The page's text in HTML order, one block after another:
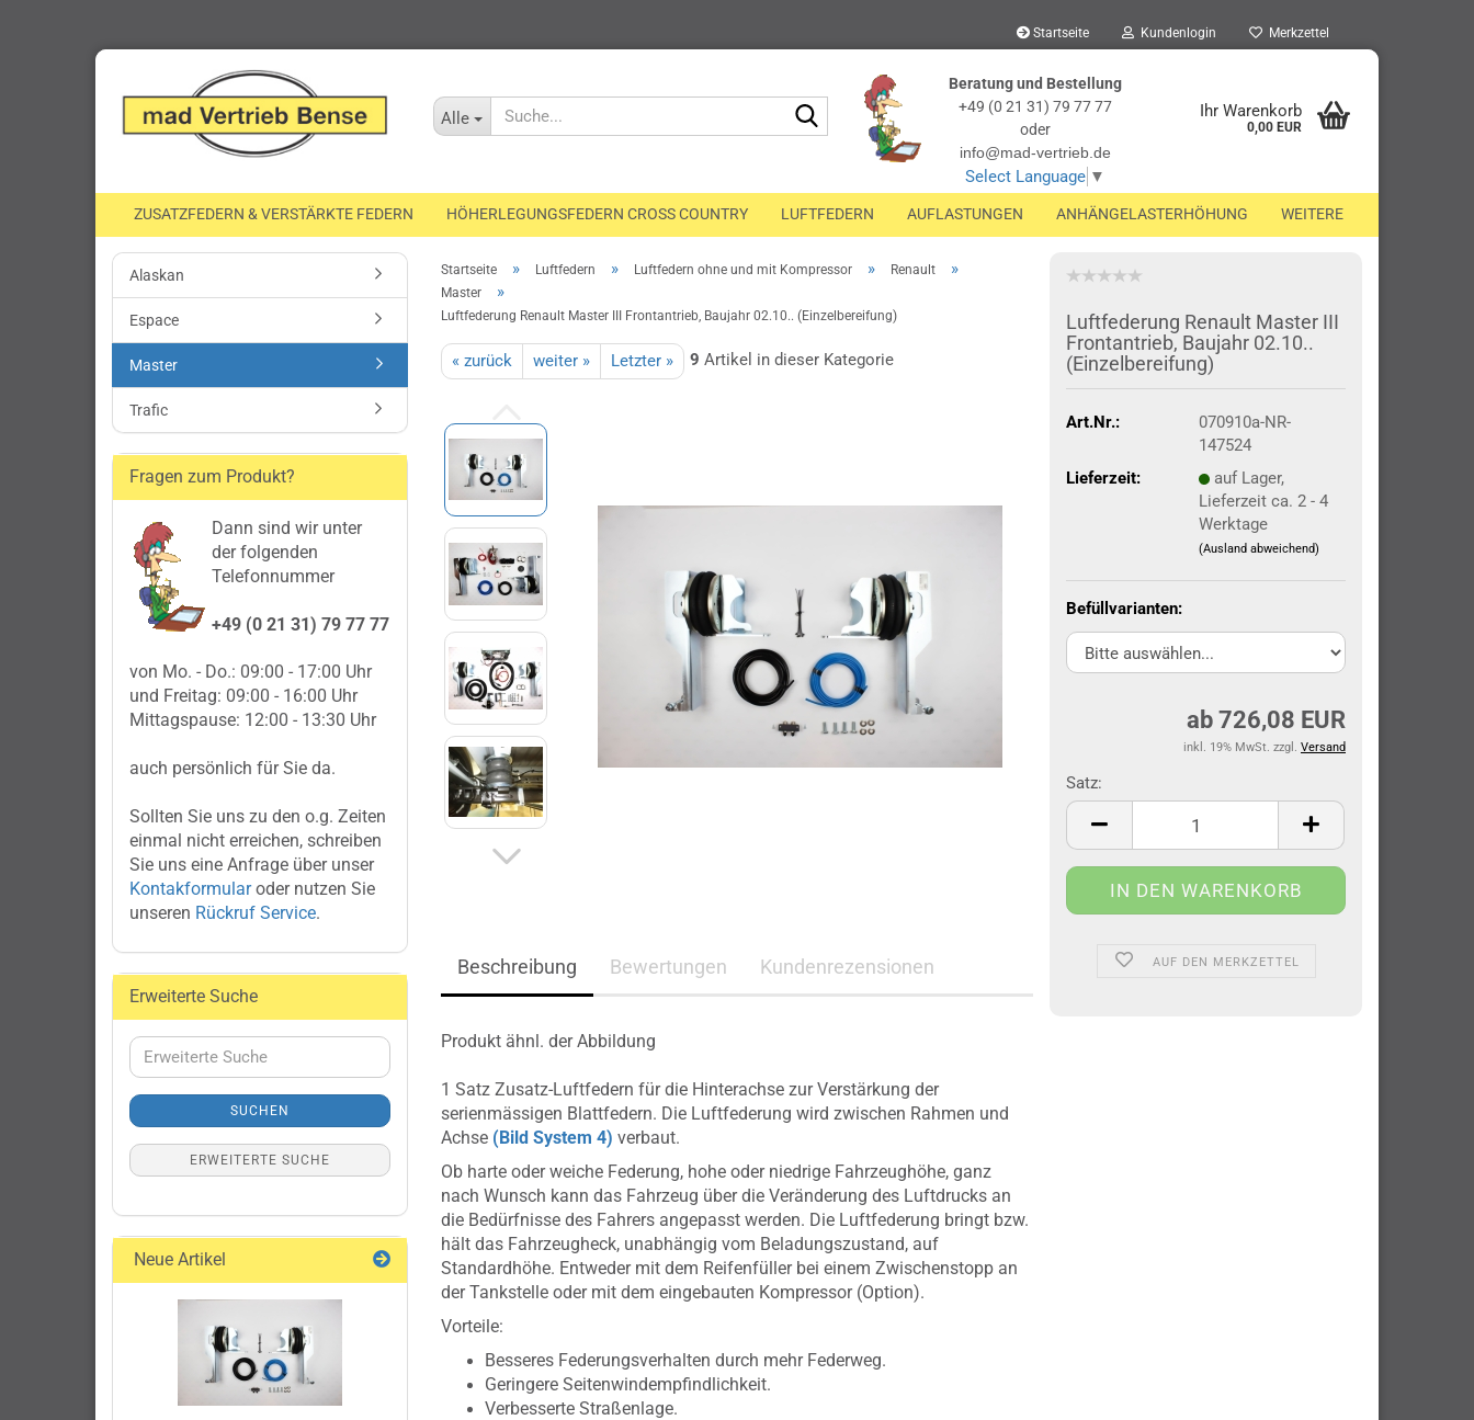
Startseite Kundenlogin Merkzettel
Alle
Suche...
Beratung und Bestellung
+49 (0 21 31) 79 77 77
oder
info@mad-vertrieb.de
Select Language ▼
Ihr Warenkorb
0,00 EUR
ZUSATZFEDERN & VERSTÄRKTE FEDERN HÖHERLEGUNGSFEDERN CROSS COUNTRY LUFTFEDERN AUFLASTUNGEN ANHÄNGELASTERHÖHUNG WEITERE
Startseite » Luftfedern » Luftfedern ohne und mit Kompressor » Renault »
Master »
Luftfederung Renault Master III Frontantrieb, Baujahr 02.10.. (Einzelbereifung)
« zurück weiter » Letzter » 9 Artikel in dieser Kategorie
Luftfederung Renault Master III
Frontantrieb, Baujahr 02.10..
(Einzelbereifung)
Art.Nr.:
070910a-NR-
147524
Lieferzeit:
auf Lager,
Lieferzeit ca. 2 - 4
Werktage
(Ausland abweichend)
Befüllvarianten:
ab 726,08 EUR
inkl. 19% MwSt. zzgl. Versand
Satz:
Satz
AUF DEN MERKZETTEL
Beschreibung Bewertungen Kundenrezensionen
Produkt ähnl. der Abbildung
1 Satz Zusatz-Luftfedern für die Hinterachse zur Verstärkung der
serienmässigen Blattfedern. Die Luftfederung wird zwischen Rahmen und
Achse (Bild System 4) verbaut.
Ob harte oder weiche Federung, hohe oder niedrige Fahrzeughöhe, ganz
nach Wunsch kann das Fahrzeug über die Veränderung des Luftdrucks an
die Bedürfnisse des Fahrers angepasst werden. Die Luftfederung bringt bzw.
hält das Fahrzeugheck, unabhängig vom Beladungszustand, auf
Standardhöhe. Entweder mit dem Reifenfüller bei einem Zwischenstopp an
der Tankstelle oder mit dem eingebauten Kompressor (Option).
Vorteile:
Besseres Federungsverhalten durch mehr Federweg.
Geringere Seitenwindempfindlichkeit.
Verbesserte Straßenlage.
Alaskan
Espace
Master
Trafic
Fragen zum Produkt?
Dann sind wir unter
der folgenden
Telefonnummer
+49 (0 21 31) 79 77 77
von Mo. - Do.: 09:00 - 17:00 Uhr
und Freitag: 09:00 - 16:00 Uhr
Mittagspause: 12:00 - 13:30 Uhr
auch persönlich für Sie da.
Sollten Sie uns zu den o.g. Zeiten
einmal nicht erreichen, schreiben
Sie uns eine Anfrage über unser
Kontakformularoder nutzen Sie
unseren Rückruf Service.
Erweiterte Suche
Erweiterte
Suche
SUCHEN
ERWEITERTE SUCHE
Neue Artikel